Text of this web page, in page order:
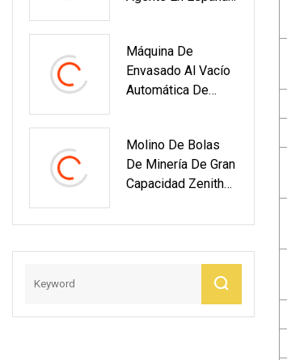
De Moldeo Por
Inyección De
Plástico Y Equipo
Máquina De
Envasado Al Vacío
Automática De
Molino De Bolas
De Minería De Gran
Capacidad Zenith